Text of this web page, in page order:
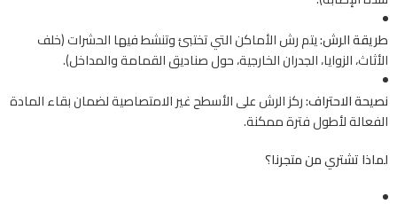
طريقة الرش:يتم رش الأماكن التي تختبئ وتنشط فيها الحشرات (خلف
الأثاث، الزوايا، الجدران الخارجية، حول صناديق القمامة والمداخل).
نصيحة الاحتراف:ركز الرش على الأسطح غير الامتصاصية لضمان بقاء المادة
الفعالة لأطول فترة ممكنة.
لماذا تشتري من متجرنا؟